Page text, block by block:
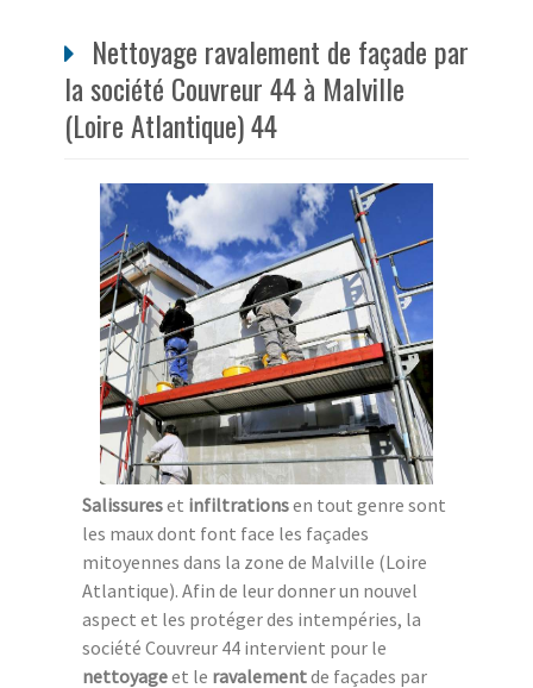
Nettoyage ravalement de façade par
la société Couvreur 44 à Malville
(Loire Atlantique) 44
Salissureset infiltrationsen tout genre sont
les maux dont font face les façades
mitoyennes dans la zone de Malville (Loire
Atlantique). Afin de leur donner un nouvel
aspect et les protéger des intempéries, la
société Couvreur 44 intervient pour le
nettoyageet le ravalementde façades par